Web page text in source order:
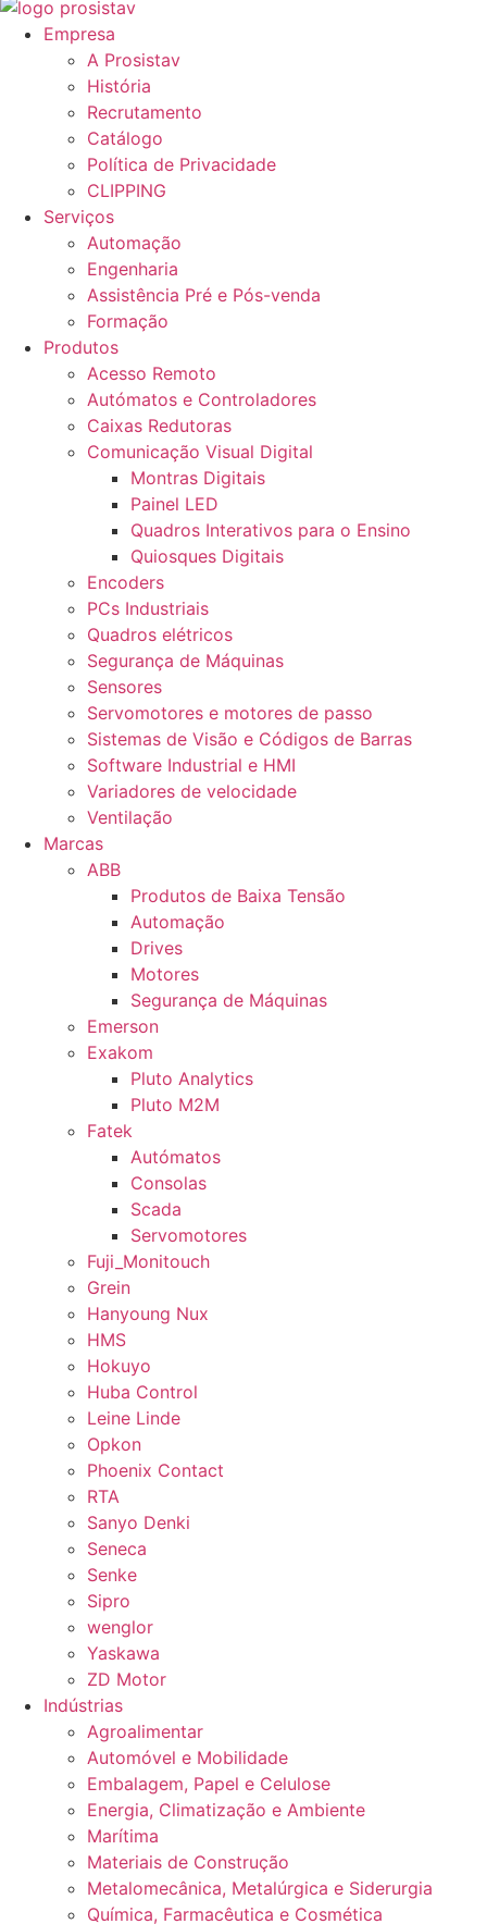
Empresa
A Prosistav
História
Recrutamento
Catálogo
Política de Privacidade
CLIPPING
Serviços
Automação
Engenharia
Assistência Pré e Pós-venda
Formação
Produtos
Acesso Remoto
Autómatos e Controladores
Caixas Redutoras
Comunicação Visual Digital
Montras Digitais
Painel LED
Quadros Interativos para o Ensino
Quiosques Digitais
Encoders
PCs Industriais
Quadros elétricos
Segurança de Máquinas
Sensores
Servomotores e motores de passo
Sistemas de Visão e Códigos de Barras
Software Industrial e HMI
Variadores de velocidade
Ventilação
Marcas
ABB
Produtos de Baixa Tensão
Automação
Drives
Motores
Segurança de Máquinas
Emerson
Exakom
Pluto Analytics
Pluto M2M
Fatek
Autómatos
Consolas
Scada
Servomotores
Fuji_Monitouch
Grein
Hanyoung Nux
HMS
Hokuyo
Huba Control
Leine Linde
Opkon
Phoenix Contact
RTA
Sanyo Denki
Seneca
Senke
Sipro
wenglor
Yaskawa
ZD Motor
Indústrias
Agroalimentar
Automóvel e Mobilidade
Embalagem, Papel e Celulose
Energia, Climatização e Ambiente
Marítima
Materiais de Construção
Metalomecânica, Metalúrgica e Siderurgia
Química, Farmacêutica e Cosmética